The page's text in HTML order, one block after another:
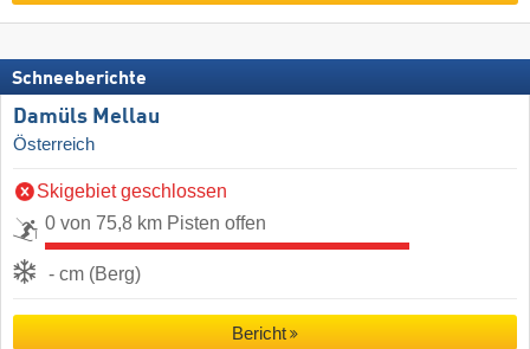
Schneeberichte
Damüls Mellau
Österreich
Skigebiet geschlossen
0 von 75,8 km Pisten offen
- cm (Berg)
Bericht